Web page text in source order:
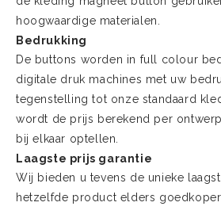
hoogwaardige materialen.
Bedrukking
De buttons worden in full colour
digitale druk machines met uw
tegenstelling tot onze standaard
wordt de prijs berekend per
bij elkaar optellen.
Laagste prijs garantie
Wij bieden u tevens de unieke
hetzelfde product elders